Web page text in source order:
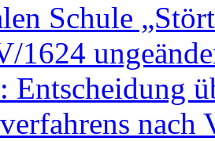
Schule
1624
Entscheidung